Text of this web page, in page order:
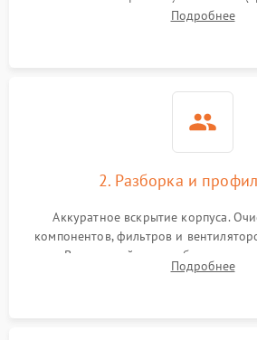
наличия артефактов (точки,
системы охлаждения по уровню
Подробнее
2. Разборка и
Аккуратное вскрытие корпуса.
компонентов, фильтров и
пыли. Визуальный осмотр блока
материнской платы на наличие
Подробнее